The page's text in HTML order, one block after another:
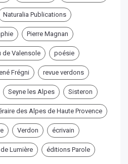
Naturalia Publications
Pierre Magnan
de Valensole poésie
Frégni revue verdons
Seyne les Alpes Sisteron
des Alpes de Haute Provence
Verdon écrivain
Lumière éditions Parole